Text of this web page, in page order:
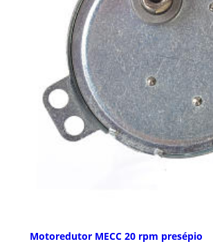
Motoredutor MECC 20 rpm presépio